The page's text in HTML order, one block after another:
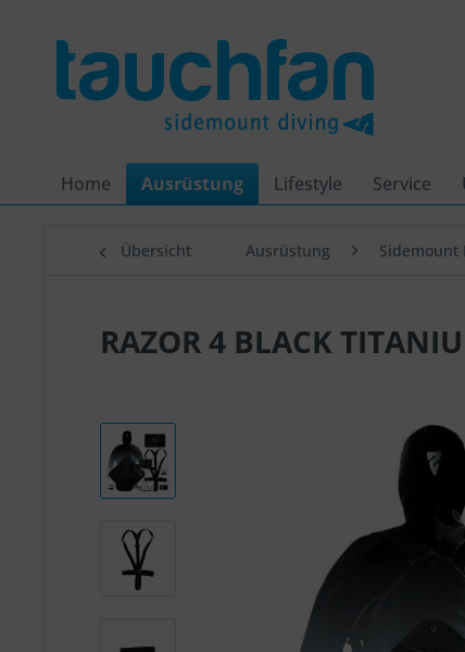
Home Ausrüstung Lifestyle Service
Übersicht Ausrüstung Sidemount
RAZOR 4 BLACK